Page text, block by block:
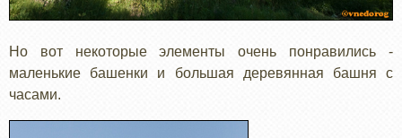
Но вот некоторые элементы очень понравились -
маленькие башенки и большая деревянная башня с
часами.